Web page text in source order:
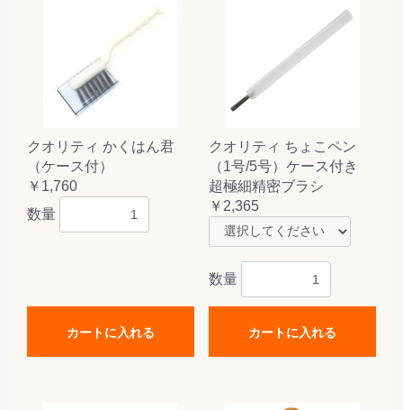
クオリティ かくはん君
（ケース付）
￥1,760
数量
カートに入れる
クオリティ ちょこペン
（1号/5号）ケース付き
超極細精密ブラシ
￥2,365
数量
カートに入れる